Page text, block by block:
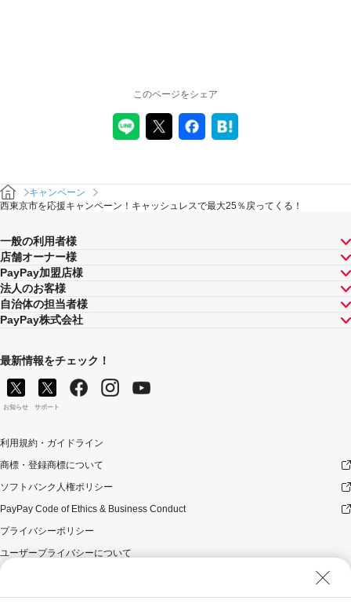
このページをシェア
キャンペーン
西東京市を応援キャンペーン！キャッシュレスで最大25％戻ってくる！
一般の利用者様
店舗オーナー様
PayPay加盟店様
法人のお客様
自治体の担当者様
PayPay株式会社
最新情報をチェック！
お知らせ サポート
利用規約・ガイドライン
商標・登録商標について
ソフトバンク人権ポリシー
PayPay Code of Ethics & Business Conduct
プライバシーポリシー
ユーザープライバシーについて
ウェブサイト利用規約